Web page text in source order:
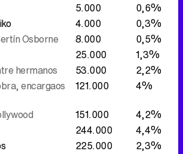
5.000
0,6%
4.000
0,3%
Osborne 8.000
0,5%
25.000
1,3%
hermanos 53.000
2,2%
encargaos
121.000
4%
151.000
4,2%
244.000
4,4%
225.000 2,3%